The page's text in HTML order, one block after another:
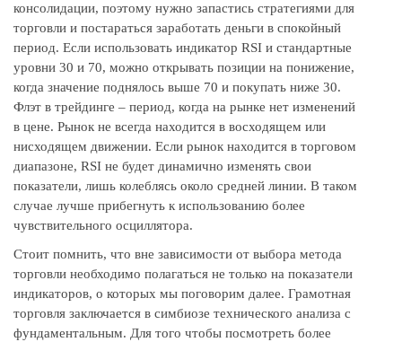
консолидации, поэтому нужно запастись стратегиями для
торговли и постараться заработать деньги в спокойный
период. Если использовать индикатор RSI и стандартные
уровни 30 и 70, можно открывать позиции на понижение,
когда значение поднялось выше 70 и покупать ниже 30.
Флэт в трейдинге – период, когда на рынке нет изменений
в цене. Рынок не всегда находится в восходящем или
нисходящем движении. Если рынок находится в торговом
диапазоне, RSI не будет динамично изменять свои
показатели, лишь колеблясь около средней линии. В таком
случае лучше прибегнуть к использованию более
чувствительного осциллятора.
Стоит помнить, что вне зависимости от выбора метода
торговли необходимо полагаться не только на показатели
индикаторов, о которых мы поговорим далее. Грамотная
торговля заключается в симбиозе технического анализа с
фундаментальным. Для того чтобы посмотреть более